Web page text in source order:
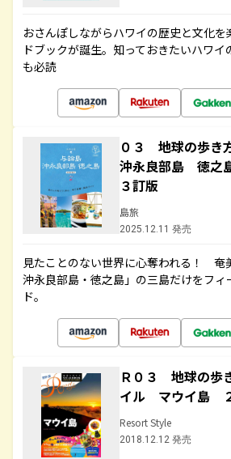
おさんぽしながらハワイの歴史と文化を
ドブックが誕生。知っておきたいハワ
も必読
０３ 地球の歩
沖永良部島 徳之
３訂版
島旅
2025.12.11 発売
見たことのない世界に心奪われる！ 奄
沖永良部島・徳之島」の三島だけをフィ
ド。
Ｒ０３ 地球の歩
イル マウイ島
Resort Style
2018.12.12 発売